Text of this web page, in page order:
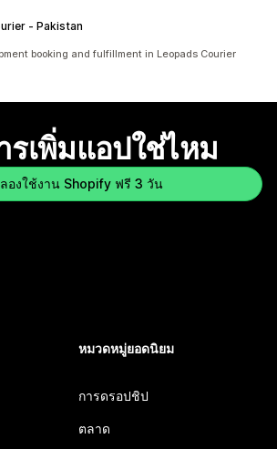
‑ Pakistan
booking and fulfillment in Leopads Courier
รเพิ่มแอปใช่ไหม
องใช้งาน Shopify ฟรี 3 วัน
หมวดหมู่ยอดนิยม
การดรอปชิป
ตลาด